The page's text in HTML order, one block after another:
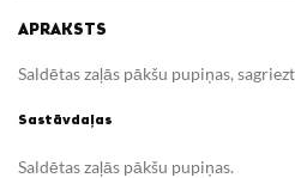
APRAKSTS
Saldētas zaļās pākšu pupiņas,
Sastāvdaļas
Saldētas zaļās pākšu pupiņas.